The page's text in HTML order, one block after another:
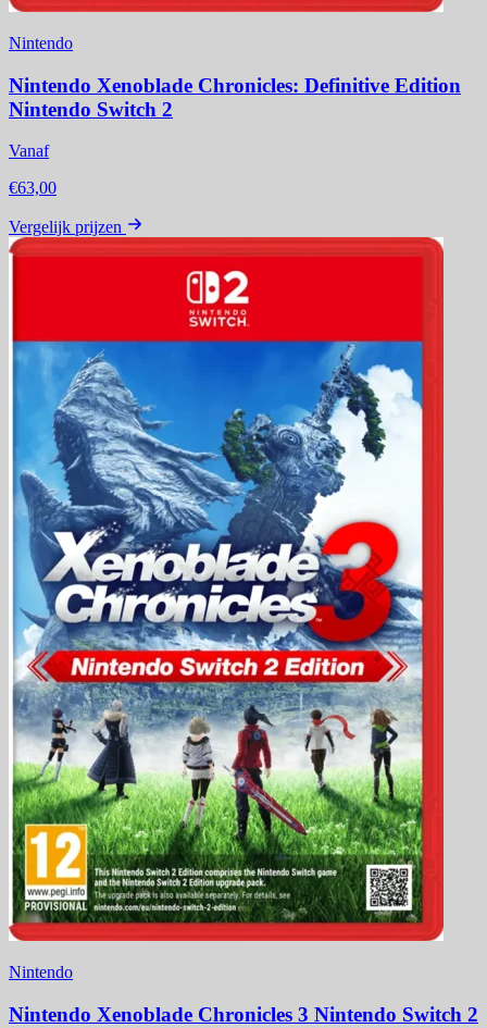
Nintendo
Nintendo Xenoblade Chronicles: Definitive Edition
Nintendo Switch 2
Vanaf
€63,00
Vergelijk prijzen
Nintendo
Nintendo Xenoblade Chronicles 3 Nintendo Switch 2